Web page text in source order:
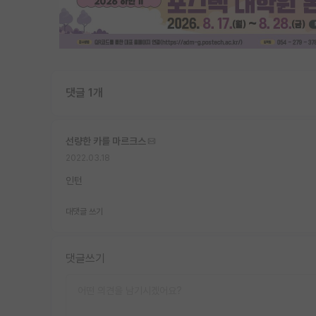
댓글 1개
선량한 카를 마르크스
인턴
대댓글 쓰기
댓글쓰기